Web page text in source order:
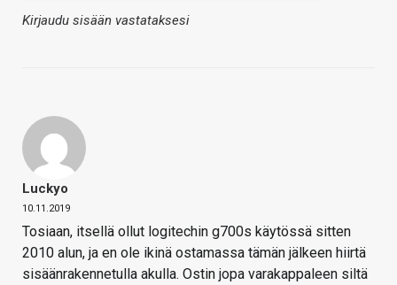
Kirjaudu sisään vastataksesi
Luckyo
10.11.2019
Tosiaan, itsellä ollut logitechin g700s käytössä sitten
2010 alun, ja en ole ikinä ostamassa tämän jälkeen hiirtä
sisäänrakennetulla akulla. Ostin jopa varakappaleen siltä